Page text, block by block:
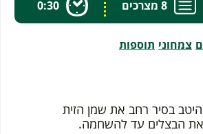
8 מצרכים 0:30
צמחוני תוספות
בסיר רחב את שמן הזית
את הבצלים עד להשחמה.